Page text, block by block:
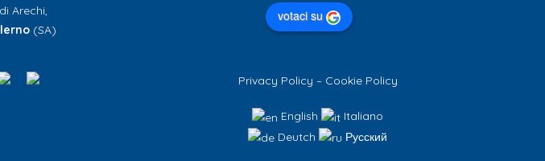
Arechi,
(SA)
votaci su
Privacy Policy – Cookie Policy
English
Italiano
Deutch
Русский